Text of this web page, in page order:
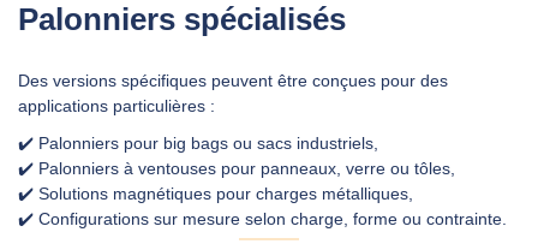
Palonniers spécialisés
Des versions spécifiques peuvent être conçues pour des
applications particulières :
✔️ Palonniers pour big bags ou sacs industriels,
✔️ Palonniers à ventouses pour panneaux, verre ou tôles,
✔️ Solutions magnétiques pour charges métalliques,
✔️ Configurations sur mesure selon charge, forme ou contrainte.